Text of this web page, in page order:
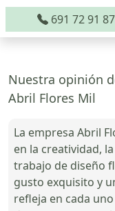
691 72 91 87
Nuestra opinión
Abril Flores Mil
La empresa Abril
en la creatividad,
trabajo de diseño
gusto exquisito y
refleja en cada